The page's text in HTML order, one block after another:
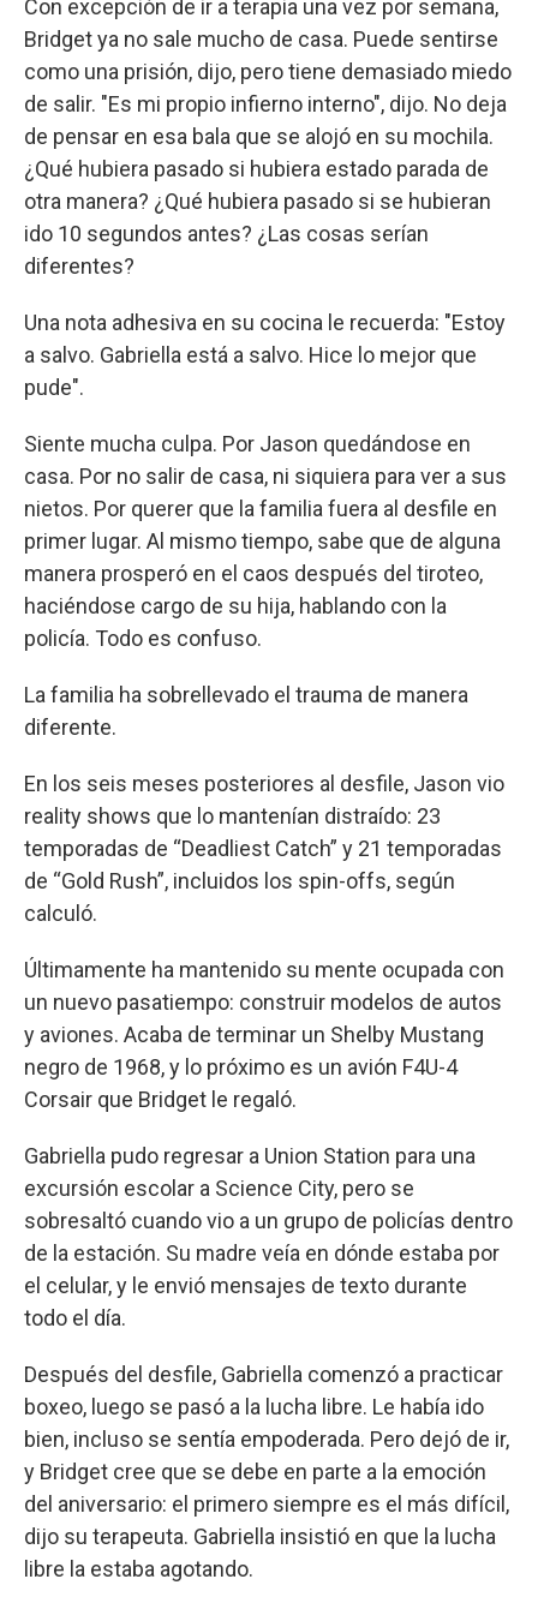
Con excepción de ir a terapia una vez por semana,
Bridget ya no sale mucho de casa. Puede sentirse
como una prisión, dijo, pero tiene demasiado miedo
de salir. "Es mi propio infierno interno", dijo. No deja
de pensar en esa bala que se alojó en su mochila.
¿Qué hubiera pasado si hubiera estado parada de
otra manera? ¿Qué hubiera pasado si se hubieran
ido 10 segundos antes? ¿Las cosas serían
diferentes?
Una nota adhesiva en su cocina le recuerda: "Estoy
a salvo. Gabriella está a salvo. Hice lo mejor que
pude".
Siente mucha culpa. Por Jason quedándose en
casa. Por no salir de casa, ni siquiera para ver a sus
nietos. Por querer que la familia fuera al desfile en
primer lugar. Al mismo tiempo, sabe que de alguna
manera prosperó en el caos después del tiroteo,
haciéndose cargo de su hija, hablando con la
policía. Todo es confuso.
La familia ha sobrellevado el trauma de manera
diferente.
En los seis meses posteriores al desfile, Jason vio
reality shows que lo mantenían distraído: 23
temporadas de “Deadliest Catch” y 21 temporadas
de “Gold Rush”, incluidos los spin-offs, según
calculó.
Últimamente ha mantenido su mente ocupada con
un nuevo pasatiempo: construir modelos de autos
y aviones. Acaba de terminar un Shelby Mustang
negro de 1968, y lo próximo es un avión F4U-4
Corsair que Bridget le regaló.
Gabriella pudo regresar a Union Station para una
excursión escolar a Science City, pero se
sobresaltó cuando vio a un grupo de policías dentro
de la estación. Su madre veía en dónde estaba por
el celular, y le envió mensajes de texto durante
todo el día.
Después del desfile, Gabriella comenzó a practicar
boxeo, luego se pasó a la lucha libre. Le había ido
bien, incluso se sentía empoderada. Pero dejó de ir,
y Bridget cree que se debe en parte a la emoción
del aniversario: el primero siempre es el más difícil,
dijo su terapeuta. Gabriella insistió en que la lucha
libre la estaba agotando.